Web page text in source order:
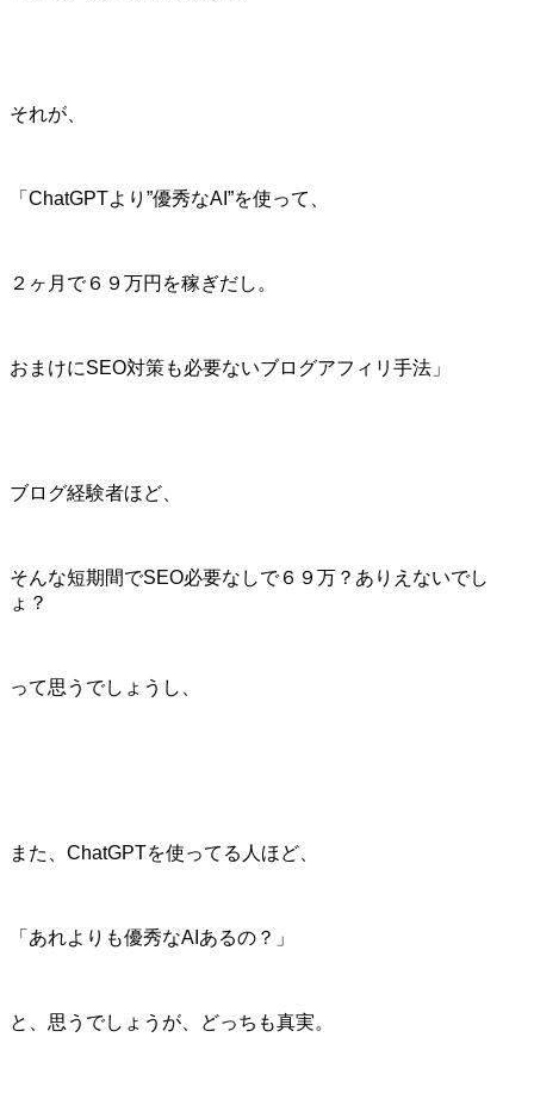
それが、
「ChatGPTより”優秀なAI”を使って、
２ヶ月で６９万円を稼ぎだし。
おまけにSEO対策も必要ないブログアフィリ手法」
ブログ経験者ほど、
そんな短期間でSEO必要なしで６９万？ありえないでし
ょ？
って思うでしょうし、
また、ChatGPTを使ってる人ほど、
「あれよりも優秀なAIあるの？」
と、思うでしょうが、どっちも真実。